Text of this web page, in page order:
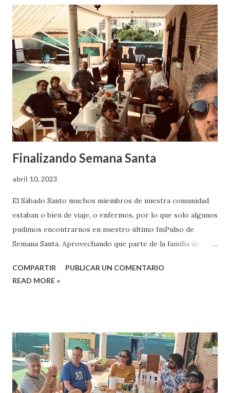
cuenta que algunas personas tenían que salir por
compromisos, abrimos nuestro banquete con la Eucaristía
que facilitó nuestro hermano David. En la tarde, quienes
quedamos en el espacio, disfrutamos de seguir
reflexionando alrededor del decálogo. En un ambiente
coloquial acompañado de frutos secos y bebidas, no
pudimos resistir el recordar las enseñanzas de Jesús en el
sermón del monte acerca de lo que fue dic...
Finalizando Semana Santa
abril 10, 2023
El Sábado Santo muchos miembros de nuestra comunidad
estaban o bien de viaje, o enfermos, por lo que solo algunos
pudimos encontrarnos en nuestro último ImPulso de
Semana Santa. Aprovechando que parte de la familia de
Sánchez, su hermano biológico y profesor de teología en el
para referirnos a Jesús, en esta época se vuelven
totalmente contra corriente. Se trata de un Rey crucificado,
de un Salvador crucificado, menuda paradoja. Hablamos de
que el principal problema de la humanidad es el mal. Juan
COMPARTIR
PUBLICAR UN COMENTARIO
READ MORE »